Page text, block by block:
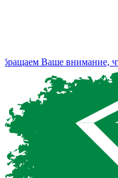
Ваше внимание, что